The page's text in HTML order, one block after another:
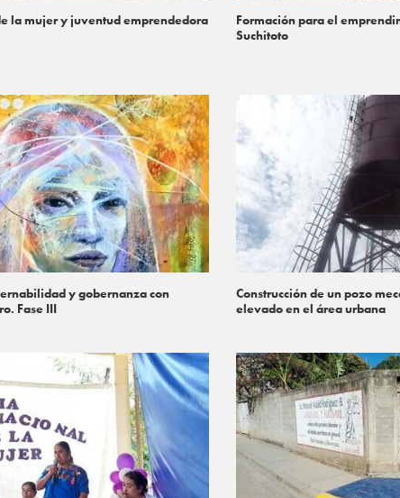
la mujer y juventud emprendedora
Formación para el
Suchitoto
y gobernanza con
Fase III
Construcción de un pozo
elevado en el área urbana